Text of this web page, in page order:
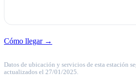
Cómo llegar →
Datos de ubicación y servicios de esta estación
actualizados el 27/01/2025.